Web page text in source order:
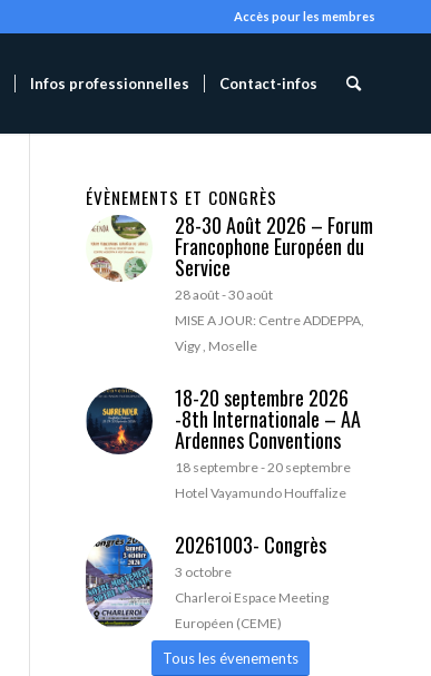
Accès pour les membres
Infos professionnelles Contact-infos
ÉVÈNEMENTS ET CONGRÈS
28-30 Août 2026 – Forum
Francophone Européen du
Service
28 août-30 août
MISE A JOUR: Centre ADDEPPA,
Vigy , Moselle
18-20 septembre 2026
-8th Internationale – AA
Ardennes Conventions
18 septembre-20 septembre
Hotel Vayamundo Houffalize
20261003- Congrès
3 octobre
Charleroi Espace Meeting
Européen (CEME)
Tous les évenements